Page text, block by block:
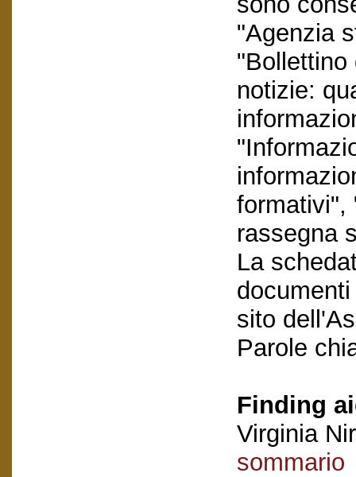
"Agenzia
"Bollettino
notizie:
formativi",
rassegna
La
sito
Parole
Finding
Virginia
sommario